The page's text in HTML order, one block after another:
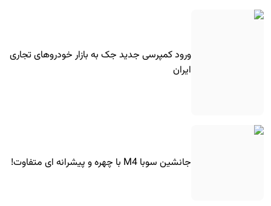
ورود کمپرسی جدید جک به بازار خودروهای تجاری
ایران
جانشین سوبا M4 با چهره و پیشرانه ای متفاوت!